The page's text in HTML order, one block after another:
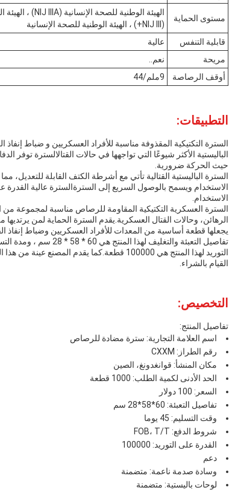
مستوى الحماية
(NIJ III+) ، الهيئة الوطنية للصحة الإنسانية
قابلية التنفس
عالية
مريحة
نعم..
أوقف الرصاصة
9ملم/44
التطبيقات:
السترة التكتيكية المقذوفة مناسبة للأفراد العسكريين و ضباط
حيث الحركة ضرورية.
السترة الباليستية القتالية تأتي مع أشرطة الكتف القابلة
الاستخدام ويسمح بالوصول السريع إلى السترةالسترة عالية
الاستخدام.
السترة العسكرية التكتيكية المقاومة للرصاص مناسبة لمجموعة من
الرهائن، وحالات القتال العسكرية.يقدم السترة الحماية لمن
يجعلها قطعة أساسية من المعدات للأفراد العسكريين وضباط إنفاذ
التوريد لهذا المنتج هي 100000 قطعة.كما يقدم
القيام بالشراء.
التخصيص:
تفاصيل المنتج:
اسم العلامة التجارية: سترة مضادة للرصاص
رقم الطراز: CXXM
مكان المنشأ: قوانغدونغ، الصين
الحد الأدنى لكمية الطلب: 1000 قطعة
السعر: 100 دولار
تفاصيل التعبئة: 60*58*28 سم
وقت التسليم: 45 يوما
شروط الدفع: FOB، T/T
القدرة على التوريد: 100000
دعم
وسادة صدمة ناعمة: متضمنة
لوحات باليستية: متضمنة